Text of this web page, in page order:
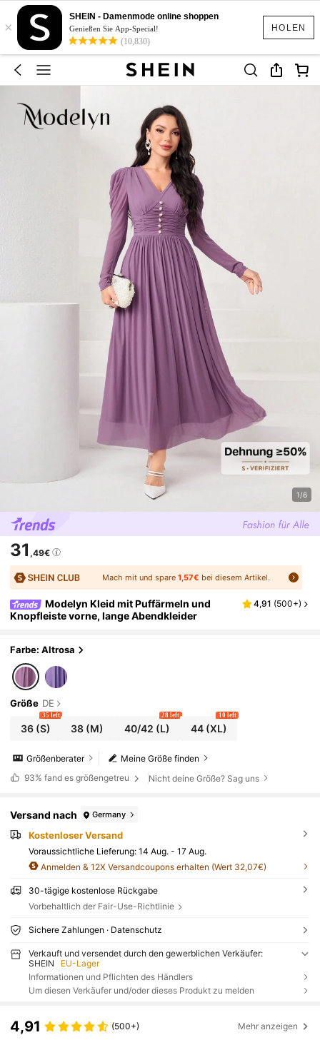
HOLEN
×
SHEIN - Damenmode online shoppen
Genießen Sie App-Special!
(10,830)
1/6
31 ,49€
Mach mit und spare1,57€ bei diesem Artikel.
Modelyn Kleid mit Puffärmeln und
Knopfleiste vorne, lange Abendkleider
4,91 (500+)
Farbe: Altrosa
Größe DE
36(S)
35 left
38 (M) 40/42 (L)
28 left
44(XL)
10 left
Meine Größe finden
Größenberater
93% fand es größengetreu Nicht deine Größe? Sag uns
Versand nach Germany
Kostenloser Versand
Voraussichtliche Lieferung: 14 Aug. - 17 Aug.
Anmelden & 12X Versandcoupons erhalten (Wert 32,07€)
30-tägige kostenlose Rückgabe
Vorbehaltlich der Fair-Use-Richtlinie
Sichere Zahlungen · Datenschutz
Verkauft und versendet durch den gewerblichen Verkäufer:
SHEIN
EU-Lager
Informationen und Pflichten des Händlers
Um diesen Verkäufer und/oder dieses Produkt zu melden
4,91 (500+) Mehr anzeigen